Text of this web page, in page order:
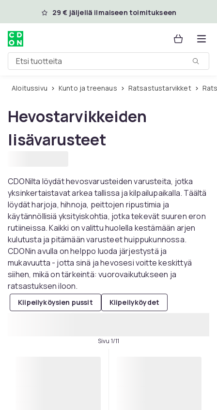
Ohita ja siirry pääsisältöön
29 € jäljellä ilmaiseen toimitukseen
Etsi tuotteita
Aloitussivu Kunto ja treenaus Ratsastustarvikket
Hevostarvikkeiden
lisävarusteet
CDONilta löydät hevosvarusteiden varusteita, jotka
yksinkertaistavat arkea tallissa ja kilpailupaikalla. Täältä
löydät harjoja, hihnoja, peittojen ripustimia ja
käytännöllisiä yksityiskohtia, jotka tekevät suuren eron
rutiineissa. Kaikki on valittu huolella kestämään arjen
kulutusta ja pitämään varusteet huippukunnossa.
CDONin avulla on helppo luoda järjestystä ja
mukavuutta - jotta sinä ja hevosesi voitte keskittyä
siihen, mikä on tärkeintä: vuorovaikutukseen ja
ratsastuksen iloon.
Kiipeilyköysien pussit Kiipeilyköydet
Sivu 1/11